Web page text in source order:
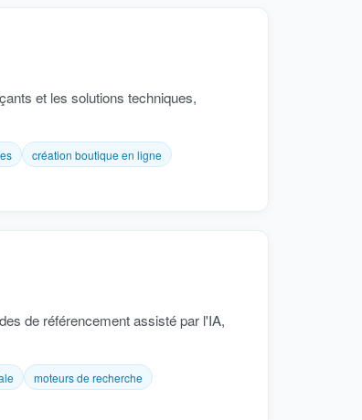
et les solutions techniques,
création boutique en ligne
de référencement assisté par l'IA,
moteurs de recherche